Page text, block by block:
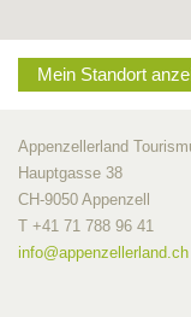
Mein Standort
Appenzellerland
Hauptgasse 38
CH-9050 Appenzell
T +41 71 788 96 41
info@appenzellerland.ch